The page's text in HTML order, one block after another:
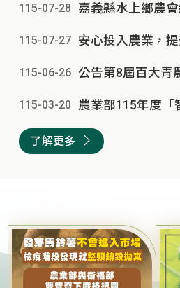
115-07-28
115-07-27
115-06-26 公告第8屆百大青
115-03-20
了解更多